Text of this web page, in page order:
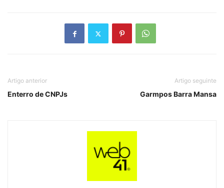
Artigo anterior
Enterro de CNPJs
Artigo seguinte
Garmpos Barra Mansa